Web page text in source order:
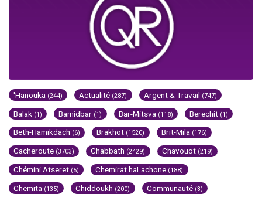
'Hanouka (244) Actualité (287) Argent & Travail (747)
Balak (1) Bamidbar (1) Bar-Mitsva (118) Berechit (1)
Beth-Hamikdach (6) Brakhot (1520) Brit-Mila (176)
Cacheroute (3703) Chabbath (2429) Chavouot (219)
Chémini Atseret (5) Chemirat haLachone (188)
Chemita (135) Chiddoukh (200) Communauté (3)